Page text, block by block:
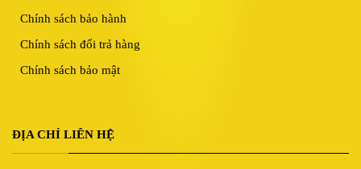
Chính sách bảo hành
Chính sách đổi trả hàng
Chính sách bảo mật
ĐỊA CHỈ LIÊN HỆ